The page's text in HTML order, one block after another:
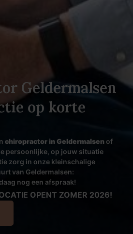
Geldermalsen
op korte
chiropractor in Geldermalsen of
persoonlijke, op jouw situatie
zorg in onze kleinschalige
van Geldermalsen:
nog een afspraak!
OPENT ZOMER 2026!